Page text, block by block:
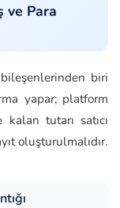
ve Para
biri
yapar; platform
kalan tutarı satıcı
oluşturulmalıdır.